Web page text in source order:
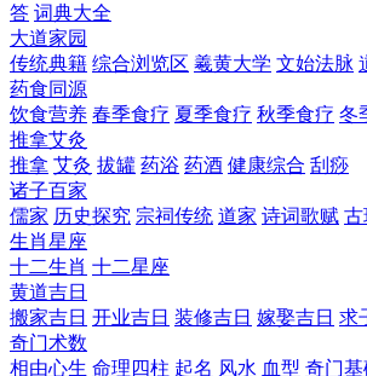
答 词典大全
大道家园
传统典籍 综合浏览区 羲黄大学 文始法脉
药食同源
饮食营养 春季食疗 夏季食疗 秋季食疗 冬
推拿艾灸
推拿 艾灸 拔罐 药浴 药酒 健康综合 刮痧
诸子百家
儒家 历史探究 宗祠传统 道家 诗词歌赋 古
生肖星座
十二生肖 十二星座
黄道吉日
搬家吉日 开业吉日 装修吉日 嫁娶吉日 求
奇门术数
相由心生 命理四柱 起名 风水 血型 奇门基